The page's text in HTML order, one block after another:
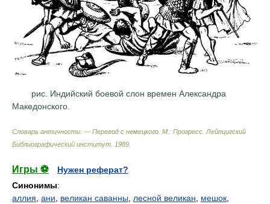
рис. Индийский боевой слон времен Александра
Македонского.
Словарь античности. — Перевод с немецкого. М.: Прогресс Лейпцигский
Библиографический институт 1989
Игры ⚽
Нужен реферат?
Синонимы:
аллия, ани, великан саванны, лесной великан, мешок,